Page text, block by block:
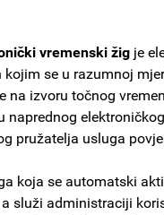
vremenski žig je
se u razumnoj
na izvoru točnog
naprednog
pružatelja usluga
koja se automatski
služi administraciji